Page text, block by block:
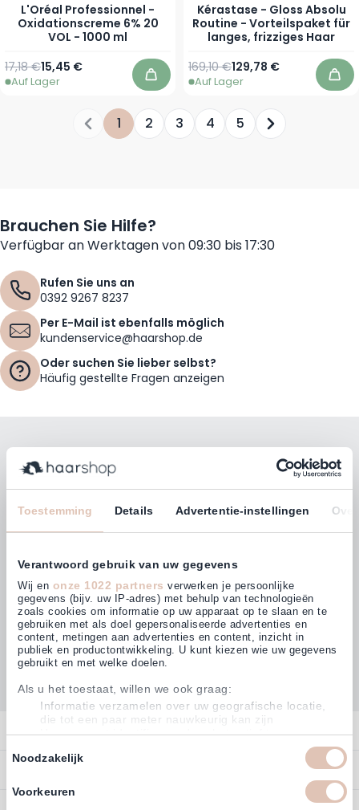
Toestemming Details Advertentie-instellingen Over
Verantwoord gebruik van uw gegevens
Wij en onze 1022 partners verwerken je persoonlijke
gegevens (bijv. uw IP-adres) met behulp van technologieën
zoals cookies om informatie op uw apparaat op te slaan en te
gebruiken met als doel gepersonaliseerde advertenties en
content, metingen aan advertenties en content, inzicht in
publiek en productontwikkeling. U kunt kiezen wie uw gegevens
gebruikt en met welke doelen.
Als u het toestaat, willen we ook graag:
Informatie verzamelen over uw geografische locatie,
die tot een paar meter nauwkeurig kan zijn
Uw apparaat identificeren door het actief te scannen
Lees meer over hoe uw persoonlijke gegevens worden verwerkt
toestemming op elk moment wijzigen of intrekken in de
Noodzakelijk
Voorkeuren
L'Oréal Professionnel -
Oxidationscreme 6% 20
VOL - 1000 ml
Sonderpreis
15,45 €
Regulärer Preis
17,18 €
Auf Lager In den Warenkorb
Kérastase - Gloss Absolu
Routine - Vorteilspaket für
langes, frizziges Haar
129,78 €
169,10 €
Auf Lager In
Sie lesen gerade die Seite
1 Seite
2 Seite
3 Seite
4 Seite
5 Seite
Brauchen Sie Hilfe?
Verfügbar an Werktagen von 09:30 bis 17:30
Rufen Sie uns an
0392 9267 8237
Per E-Mail ist ebenfalls möglich
kundenservice@haarshop.de
Oder suchen Sie lieber selbst?
Häufig gestellte Fragen anzeigen
Kontakt
Kontakt
Konto
Bleiben Sie mit unserem Newsletter auf dem
Laufenden!
E-Mailadresse
Abonnieren
Kunden bewerten uns mit
4,64 (882)